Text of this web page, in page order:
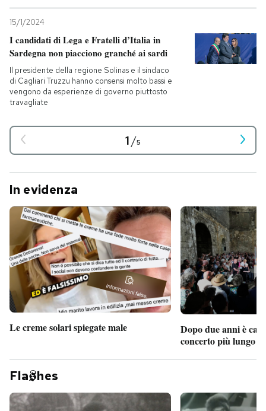
15/1/2024
I candidati di Lega e Fratelli d’Italia in
Sardegna non piacciono granché ai sardi
Il presidente della regione Solinas e il sindaco
di Cagliari Truzzu hanno consensi molto bassi e
vengono da esperienze di governo piuttosto
travagliate
1/5
In evidenza
Le creme solari spiegate male
Dopo due anni è
concerto più lungo
Fla hes